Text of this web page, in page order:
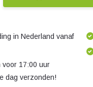
in Nederland vanaf
voor 17:00 uur
dag verzonden!